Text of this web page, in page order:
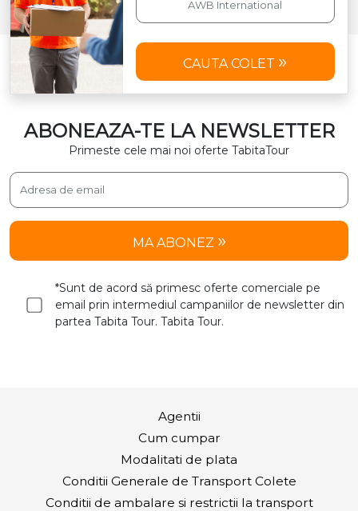
CAUTA COLET
ABONEAZA-TE LA NEWSLETTER
Primeste cele mai noi oferte TabitaTour
MA ABONEZ
*Sunt de acord să primesc oferte comerciale pe
email prin intermediul campaniilor de newsletter din
partea Tabita Tour. Tabita Tour.
Agentii
Cum cumpar
Modalitati de plata
Conditii Generale de Transport Colete
Conditii de ambalare si restrictii la transport